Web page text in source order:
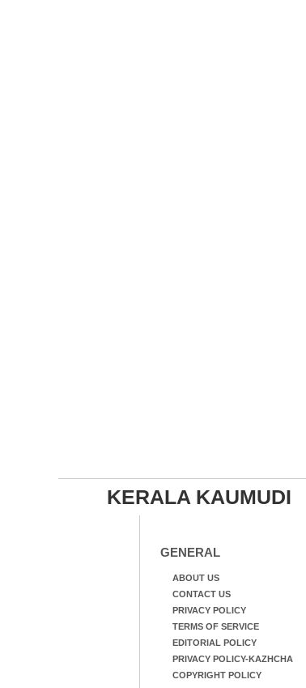
KERALA KAUMUDI
GENERAL
ABOUT US
CONTACT US
PRIVACY POLICY
TERMS OF SERVICE
EDITORIAL POLICY
PRIVACY POLICY-KAZHCHA
COPYRIGHT POLICY